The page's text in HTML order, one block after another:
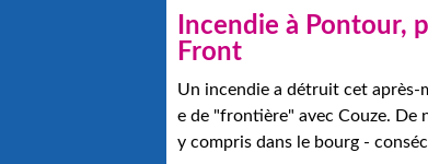
Incendie à Pontour,
Front
Un incendie a détruit cet
e de "frontière" avec Couze. De
y compris dans le bourg -